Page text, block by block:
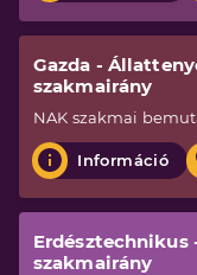
Gazda -
szakmairány
NAK szakmai
Információ
Erdésztechnikus
szakmairány